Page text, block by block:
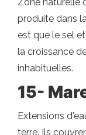
Zone naturelle
produite dans
est que le sel
la croissance
inhabituelles.
15-
Extensions
terre. Ils